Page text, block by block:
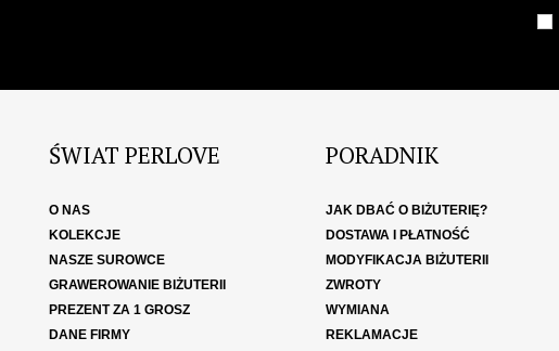
ŚWIAT PERLOVE
O NAS
KOLEKCJE
NASZE SUROWCE
GRAWEROWANIE BIŻUTERII
PREZENT ZA 1 GROSZ
DANE FIRMY
PORADNIK
JAK DBAĆ O BIŻUTERIĘ?
DOSTAWA I PŁATNOŚĆ
MODYFIKACJA BIŻUTERII
ZWROTY
WYMIANA
REKLAMACJE